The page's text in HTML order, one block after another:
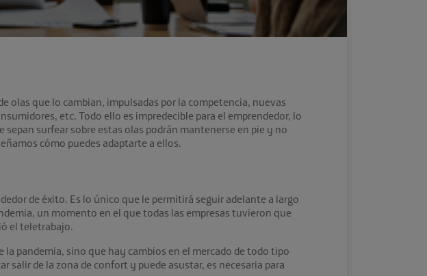
que lo cambian, impulsadas por la competencia, nuevas
etc. Todo ello es impredecible para el emprendedor, lo
surfear sobre estas olas podrán mantenerse en pie y no
cómo puedes adaptarte a ellos.
de éxito. Es lo único que le permitirá seguir adelante a largo
un momento en el que todas las empresas tuvieron que
el teletrabajo.
pandemia, sino que hay cambios en el mercado de todo tipo
salir de la zona de confort y puede asustar, es necesaria para